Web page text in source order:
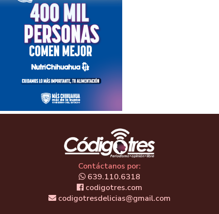
Contáctanos por:
639.110.6318
codigotres.com
codigotresdelicias@gmail.com